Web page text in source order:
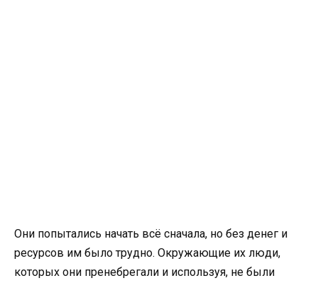
Они попытались начать всё сначала, но без денег и
ресурсов им было трудно. Окружающие их люди,
которых они пренебрегали и используя, не были